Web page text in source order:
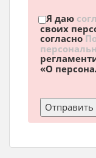
Я даю
своих
согласно
«О